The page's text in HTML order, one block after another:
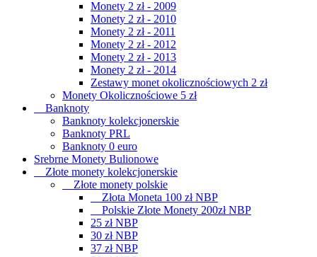
Monety 2 zł - 2009
Monety 2 zł - 2010
Monety 2 zł - 2011
Monety 2 zł - 2012
Monety 2 zł - 2013
Monety 2 zł - 2014
Zestawy monet okolicznościowych 2 zł
Monety Okolicznościowe 5 zł
Banknoty
Banknoty kolekcjonerskie
Banknoty PRL
Banknoty 0 euro
Srebrne Monety Bulionowe
Złote monety kolekcjonerskie
Złote monety polskie
Złota Moneta 100 zł NBP
Polskie Złote Monety 200zł NBP
25 zł NBP
30 zł NBP
37 zł NBP